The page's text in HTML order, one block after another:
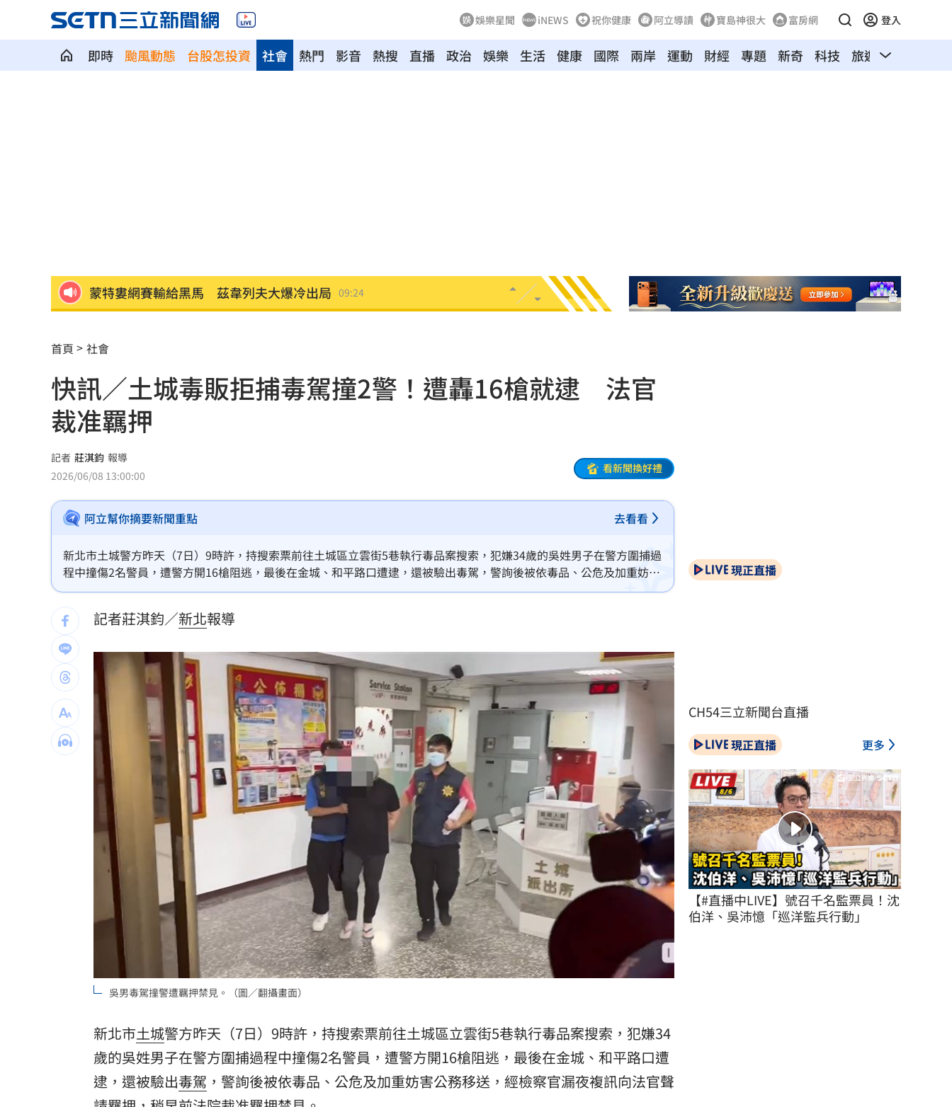
娛樂星聞 iNEWS 祝你健康 阿立導讀 寶島神很大 富房網 登入
即時 颱風動態 台股怎投資 熱門 影音 熱搜 直播 政治
社會 娛樂 生活 健康 國際 兩岸 運動 財經 專題 新奇 科技 旅遊 汽車
永慶不動產爆違反個資法！士院裁定交保 09:20
國安基金持股名單一次看 它成最大功臣
嫁龜梨和也首亮相！田中美奈實辣挺孕肚 09:15
「創意私房」陳老師偷拍！更一審改判輕刑
獨／雙親苦等近3年 遭殺資優兒有全名了
口腔癌友拔全牙 悔嘆：現在吃得像餿水
開盤／台積電跌20元壓盤 大盤摔近200點
幼幼台哥哥變博士藝人 李博翔情牽王欣晨 09:05
突遭王宇婕取代 鄭仲茵本尊回應真實主因
孫儷妝容靠12歲女兒化 友人一看成果驚呆 09:01
黃捷親赴公視考察 力挺：別成惡鬥犧牲品
關聖帝君生日快樂！關公最疼的3種人曝光
台灣彩券開獎直播中 20:31
LIVE三立+24小時直播 15:27
三立iNEWS新聞台線上直播 18:00
市場到酒場料理！可果美蕃茄醬創無限可能 12:00
父親節送會拉筋的按摩椅 爸爸「筋歡喜」 18:00
油品食安事件引關注 挑選保健食品要注意 13:00
罕病博士彭士齊 輪椅上的生命覺醒！ 11:00
酷澎「爸氣父親節」國際官方品牌齊聚 11:00
首頁 社會
快訊／土城毒販拒捕毒駕撞2警！遭轟16槍就逮 法官
裁准羈押
記者 莊淇鈞 報導
2026/06/08 13:00:00
看新聞換好禮
阿立幫你摘要新聞重點 去看看
新北市土城警方昨天（7日）9時許，持搜索票前往土城區立雲街5巷執行毒品案搜索，犯嫌34歲的吳姓男子在警方圍捕過
程中撞傷2名警員，遭警方開16槍阻逃，最後在金城、和平路口遭逮，還被驗出毒駕，警詢後被依毒品、公危及加重妨害
公務移送，經檢察官漏夜複訊向法官聲請羈押，稍早前法院裁准羈押禁見。
記者莊淇鈞／新北報導
吳男毒駕撞警遭羈押禁見。（圖／翻攝畫面）
新北市土城警方昨天（7日）9時許，持搜索票前往土城區立雲街5巷執行毒品案搜索，犯嫌34
歲的吳姓男子在警方圍捕過程中撞傷2名警員，遭警方開16槍阻逃，最後在金城、和平路口遭
逮，還被驗出毒駕 ，警詢後被依毒品、公危及加重妨害公務移送，經檢察官漏夜複訊向法官聲
現正直播
CH54三立新聞台直播
現正直播 更多
【#直播中LIVE】號召千名監票員！沈
伯洋、吳沛憶「巡洋監兵行動」